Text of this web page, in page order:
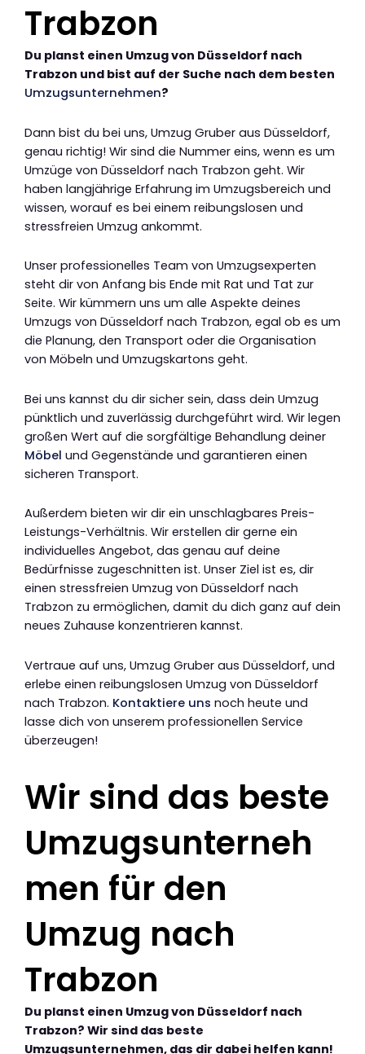
Trabzon
Du planst einen Umzug von Düsseldorf nach
Trabzon und bist auf der Suche nach dem besten
Umzugsunternehmen?
Dann bist du bei uns, Umzug Gruber aus Düsseldorf,
genau richtig! Wir sind die Nummer eins, wenn es um
Umzüge von Düsseldorf nach Trabzon geht. Wir
haben langjährige Erfahrung im Umzugsbereich und
wissen, worauf es bei einem reibungslosen und
stressfreien Umzug ankommt.
Unser professionelles Team von Umzugsexperten
steht dir von Anfang bis Ende mit Rat und Tat zur
Seite. Wir kümmern uns um alle Aspekte deines
Umzugs von Düsseldorf nach Trabzon, egal ob es um
die Planung, den Transport oder die Organisation
von Möbeln und Umzugskartons geht.
Bei uns kannst du dir sicher sein, dass dein Umzug
pünktlich und zuverlässig durchgeführt wird. Wir legen
großen Wert auf die sorgfältige Behandlung deiner
Möbel und Gegenstände und garantieren einen
sicheren Transport.
Außerdem bieten wir dir ein unschlagbares Preis-
Leistungs-Verhältnis. Wir erstellen dir gerne ein
individuelles Angebot, das genau auf deine
Bedürfnisse zugeschnitten ist. Unser Ziel ist es, dir
einen stressfreien Umzug von Düsseldorf nach
Trabzon zu ermöglichen, damit du dich ganz auf dein
neues Zuhause konzentrieren kannst.
Vertraue auf uns, Umzug Gruber aus Düsseldorf, und
erlebe einen reibungslosen Umzug von Düsseldorf
nach Trabzon. Kontaktiere uns noch heute und
lasse dich von unserem professionellen Service
überzeugen!
Wir sind das beste
Umzugsunterneh
men für den
Umzug nach
Trabzon
Du planst einen Umzug von Düsseldorf nach
Trabzon? Wir sind das beste
Umzugsunternehmen, das dir dabei helfen kann!